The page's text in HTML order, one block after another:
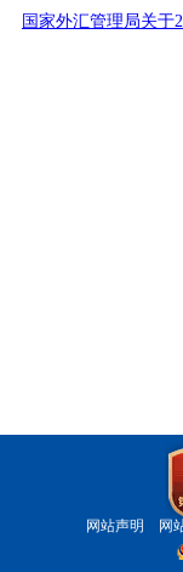
国家外汇管理局关于
网站声明 网